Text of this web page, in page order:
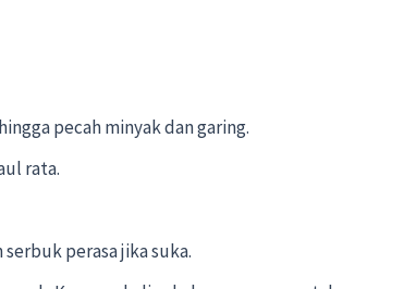
pecah minyak dan garing.
rata.
perasa jika suka.